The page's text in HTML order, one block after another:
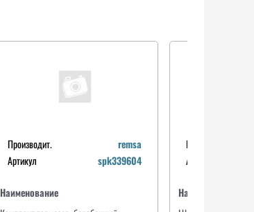
Производит.
Производит.
remsa
Артикул
spk339604
Наименование
Производит.
Артикул
Наименование